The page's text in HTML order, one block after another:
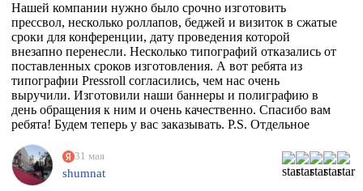
Нашей компании нужно было срочно изготовить
прессвол, несколько роллапов, беджей и визиток в сжатые
сроки для конференции, дату проведения которой
внезапно перенесли. Несколько типографий отказались от
поставленных сроков изготовления. А вот ребята из
типографии Pressroll согласились, чем нас очень
выручили. Изготовили наши баннеры и полиграфию в
день обращения к ним и очень качественно. Спасибо вам
ребята! Будем теперь у вас заказывать. P.S. Отдельное
заказа квалифицированно всё растолковал и в
последствии сообщал нам о степени готовности заказа,
т.к. сроки нас поджимали.
31 мая
shumnat